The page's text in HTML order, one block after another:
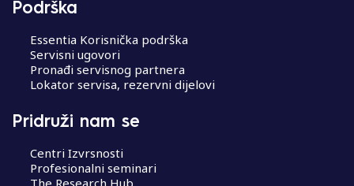
Podrška
Essentia Korisnička podrška
Servisni ugovori
Pronađi servisnog partnera
Lokator servisa, rezervni dijelovi
Pridruži nam se
Centri Izvrsnosti
Profesionalni seminari
The Research Hub